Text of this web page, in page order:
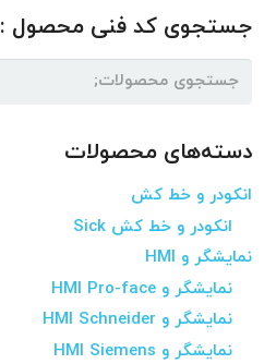
جستجوی کد فنی محصول :
جستجو
دسته‌های محصولات
انکودر و خط کش
انکودر و خط کش Sick
نمایشگر و HMI
نمایشگر و HMI Pro-face
نمایشگر و HMI Schneider
نمایشگر و HMI Siemens